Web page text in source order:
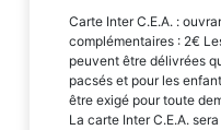
Carte Inter C.E.A. :
complémentaires : 2€
peuvent être délivrées
pacsés et pour les
être exigé pour toute
La carte Inter C.E.A.